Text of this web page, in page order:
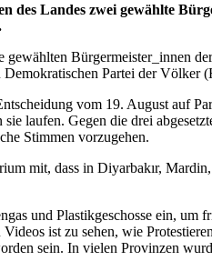
des Landes zwei gewählte
Bürgermeister_innen
Partei der Völker
vom 19. August auf
laufen. Gegen die drei
Stimmen vorzugehen.
mit, dass in Diyarbakır,
und Plastikgeschosse ein,
ist zu sehen, wie
sein. In vielen Provinzen